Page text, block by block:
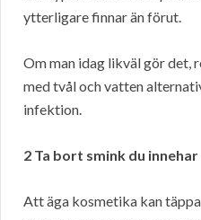
ytterligare finnar än förut.
Om man idag likväl gör det,
med tvål och vatten
infektion.
2 Ta bort smink du innehar
Att äga kosmetika kan